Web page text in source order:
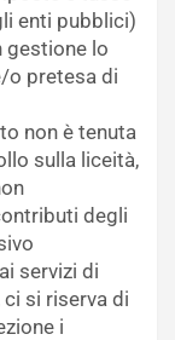
enti pubblici)
gestione lo
o pretesa di
non è tenuta
sulla liceità,
degli
servizi di
si riserva di
i